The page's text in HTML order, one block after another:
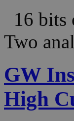
16 bits
Two
GW
High